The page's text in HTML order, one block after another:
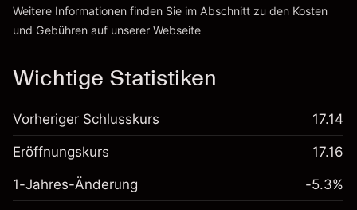
Weitere Informationen finden Sie im Abschnitt zu den Kosten
und Gebühren auf unserer Webseite
Wichtige Statistiken
Vorheriger Schlusskurs 17.14
Eröffnungskurs 17.16
1-Jahres-Änderung -5.3%